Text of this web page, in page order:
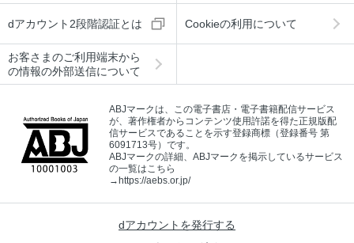
dアカウント2段階認証とは Cookieの利用について
お客さまのご利用端末から
の情報の外部送信について
ABJマークは、この電子書店・電子書籍配信サービス
が、著作権者からコンテンツ使用許諾を得た正規版配
信サービスであることを示す登録商標（登録番号 第
6091713号）です。
ABJマークの詳細、ABJマークを掲示しているサービス
の一覧はこちら
→https://aebs.or.jp/
dアカウントを発行する